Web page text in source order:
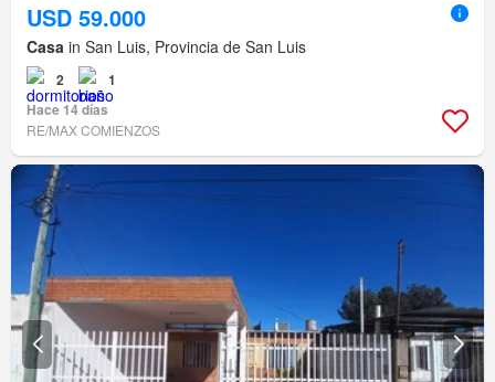
USD 59.000
Casa in San Luis, Provincia de San Luis
2
1
Hace 14 días
RE/MAX COMIENZOS